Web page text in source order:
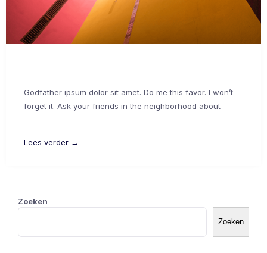
Godfather ipsum dolor sit amet. Do me this favor. I won’t
forget it. Ask your friends in the neighborhood about
Lees verder →
Zoeken
Zoeken